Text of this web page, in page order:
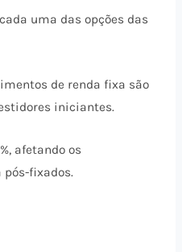
uma das opções das
de renda fixa são
iniciantes.
afetando os
fixados.